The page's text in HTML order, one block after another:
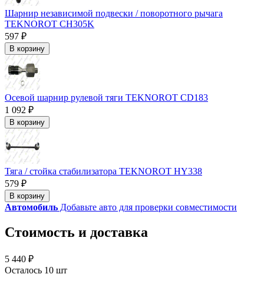
Шарнир независимой подвески / поворотного рычага
TEKNOROT CH305K
597 ₽
В корзину
Осевой шарнир рулевой тяги TEKNOROT CD183
1 092 ₽
В корзину
Тяга / стойка стабилизатора TEKNOROT HY338
579 ₽
В корзину
Автомобиль Добавьте авто для проверки совместимости
Стоимость и доставка
5 440 ₽
Осталось 10 шт